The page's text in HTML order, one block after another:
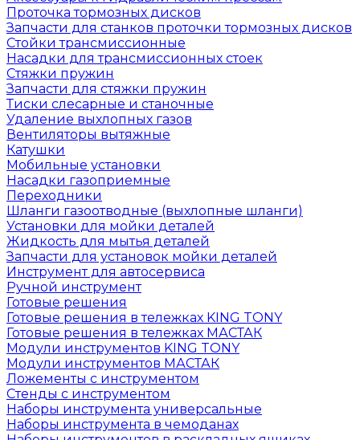
Проточка тормозных дисков
Запчасти для станков проточки тормозных дисков
Стойки трансмиссионные
Насадки для трансмиссионных стоек
Стяжки пружин
Запчасти для стяжки пружин
Тиски слесарные и станочные
Удаление выхлопных газов
Вентиляторы вытяжные
Катушки
Мобильные установки
Насадки газоприемные
Переходники
Шланги газоотводные (выхлопные шланги)
Установки для мойки деталей
Жидкость для мытья деталей
Запчасти для установок мойки деталей
Инструмент для автосервиса
Ручной инструмент
Готовые решения
Готовые решения в тележках KING TONY
Готовые решения в тележках МАСТАК
Модули инструментов KING TONY
Модули инструментов МАСТАК
Ложементы с инструментом
Стенды с инструментом
Наборы инструмента универсальные
Наборы инструмента в чемоданах